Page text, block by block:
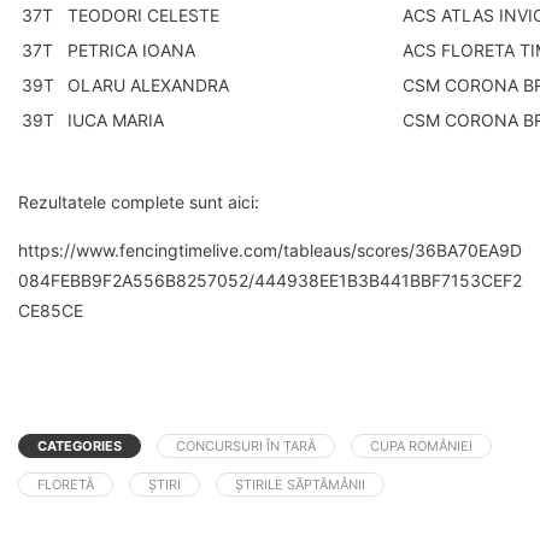
37T
TEODORI CELESTE
ACS ATLAS
37T
PETRICA IOANA
ACS FLORETA
39T
OLARU ALEXANDRA
CSM CORONA
39T
IUCA MARIA CSM CORONA
Rezultatele complete sunt aici:
https://www.fencingtimelive.com/tableaus/scores/36BA70EA9D
084FEBB9F2A556B8257052/444938EE1B3B441BBF7153CEF2
CE85CE
CATEGORIES CONCURSURI ÎN ȚARĂ CUPA ROMÂNIEI
FLORETĂ ȘTIRI ȘTIRILE SĂPTĂMÂNII